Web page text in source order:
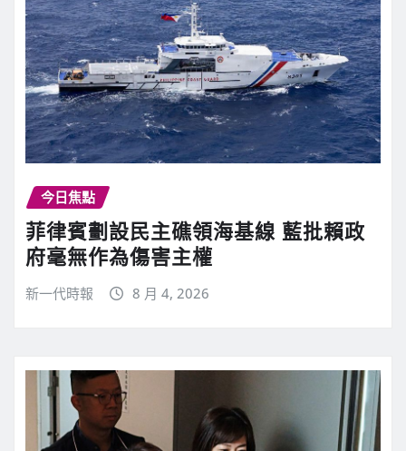
今日焦點
菲律賓劃設民主礁領海基線 藍批賴政
府毫無作為傷害主權
新一代時報 8 月 4, 2026